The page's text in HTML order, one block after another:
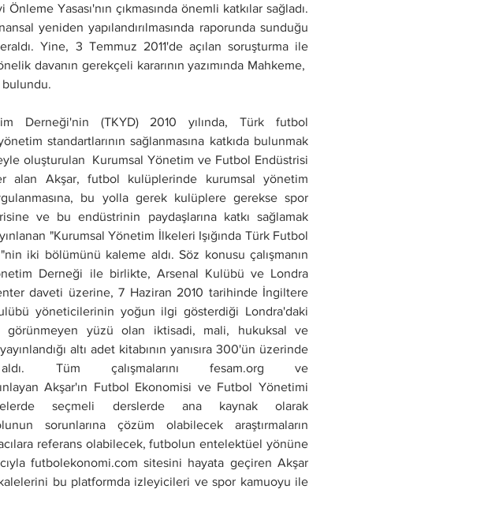
Yasası'nın çıkmasında önemli katkılar sağladı.
yeniden yapılandırılmasında raporunda sunduğu
Yine, 3 Temmuz 2011'de açılan soruşturma ile
davanın gerekçeli kararının yazımında Mahkeme,
bulundu.
Derneği'nin (TKYD) 2010 yılında, Türk futbol
standartlarının sağlanmasına katkıda bulunmak
oluşturulan  Kurumsal Yönetim ve Futbol Endüstrisi
alan Akşar, futbol kulüplerinde kurumsal yönetim
bu yolla gerek kulüplere gerekse spor
ve bu endüstrinin paydaşlarına katkı sağlamak
"Kurumsal Yönetim İlkeleri Işığında Türk Futbol
iki bölümünü kaleme aldı. Söz konusu çalışmanın
Derneği ile birlikte, Arsenal Kulübü ve Londra
daveti üzerine, 7 Haziran 2010 tarihinde İngiltere
yöneticilerinin yoğun ilgi gösterdiği Londra'daki
görünmeyen yüzü olan iktisadi, mali, hukuksal ve
altı adet kitabının yanısıra 300'ün üzerinde
Tüm çalışmalarını fesam.org ve
Akşar'ın Futbol Ekonomisi ve Futbol Yönetimi
seçmeli derslerde ana kaynak olarak
sorunlarına çözüm olabilecek araştırmaların
referans olabilecek, futbolun entelektüel yönüne
futbolekonomi.com sitesini hayata geçiren Akşar
bu platformda izleyicileri ve spor kamuoyu ile